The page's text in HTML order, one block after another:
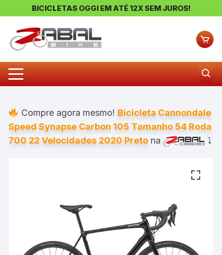
BICICLETAS OGGI EM ATÉ 12X SEM JUROS!
Compre agora mesmo! Bicicleta Cannondale
Speed Synapse Carbon 105 Tamanho 54 Roda
700 22 Velocidades 2020 Preto na ⤵